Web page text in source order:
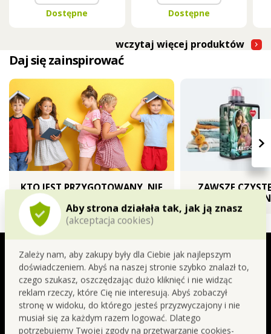
Aby strona działała tak, jak ją znasz
(akceptacja cookies)
Zależy nam, aby zakupy były dla Ciebie jak najlepszym
doświadczeniem. Abyś na naszej stronie szybko znalazł to,
czego szukasz, oszczędzając dużo kliknięć i nie widząc
reklam rzeczy, które Cię nie interesują. Abyś zobaczył
stronę w widoku, do którego jesteś przyzwyczajony i nie
musiał się za każdym razem logować. Dlatego
potrzebujemy Twojej zgody na przetwarzanie cookies-
Dostępne
Dostępne
wczytaj więcej produktów
Daj się zainspirować
KTO JEST PRZYGOTOWANY, NIE
BĘDZIE ZASKOCZONY
ZAWSZE
›
Zobacz inne spacerki
SIGNATURE | najwyższy poziom
perfumerii
BERRIES ABSOLUTE
Malina stanowi serce tej ciemnej, owocowej
kompozycji, nadając jej słodki, soczysty i zmysłowy